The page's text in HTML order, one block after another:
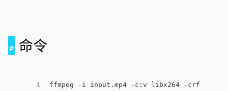
命令
1 ffmpeg -i input.mp4 -c:v libx264 -crf 23 -